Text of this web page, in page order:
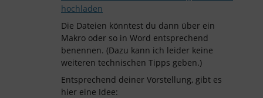
hochladen
Die Dateien könntest du dann über ein
Makro oder so in Word entsprechend
benennen. (Dazu kann ich leider keine
weiteren technischen Tipps geben.)
Entsprechend deiner Vorstellung, gibt es
hier eine Idee: